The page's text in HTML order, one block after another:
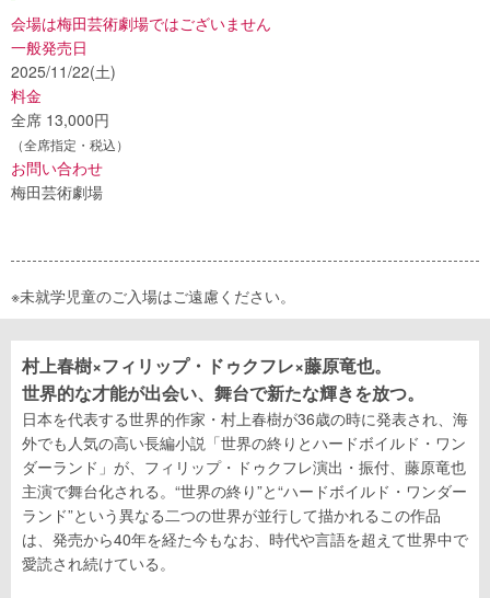
会場は梅田芸術劇場ではございません
一般発売日
2025/11/22(土)
料金
全席 13,000円
（全席指定・税込）
お問い合わせ
梅田芸術劇場
※未就学児童のご入場はご遠慮ください。
村上春樹×フィリップ・ドゥクフレ×藤原竜也。
世界的な才能が出会い、舞台で新たな輝きを放つ。
日本を代表する世界的作家・村上春樹が36歳の時に発表され、海
外でも人気の高い長編小説「世界の終りとハードボイルド・ワン
ダーランド」が、フィリップ・ドゥクフレ演出・振付、藤原竜也
主演で舞台化される。“世界の終り”と“ハードボイルド・ワンダー
ランド”という異なる二つの世界が並行して描かれるこの作品
は、発売から40年を経た今もなお、時代や言語を超えて世界中で
愛読され続けている。